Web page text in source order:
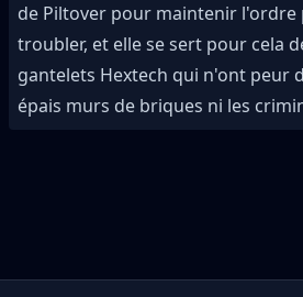
de Piltover pour maintenir l'ordre
troubler, et elle se sert pour cela
gantelets Hextech qui n'ont peur
épais murs de briques ni les